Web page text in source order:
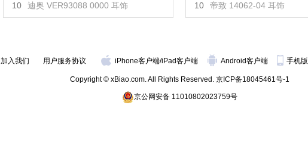
10 迪奥 VER93088 0000 耳饰 10 帝致 14062-04 耳饰
加入我们 用户服务协议 iPhone客户端/iPad客户端 Android客户端 手机版
Copyright © xBiao.com. All Rights Reserved. 京ICP备18045461号-1
京公网安备 11010802023759号